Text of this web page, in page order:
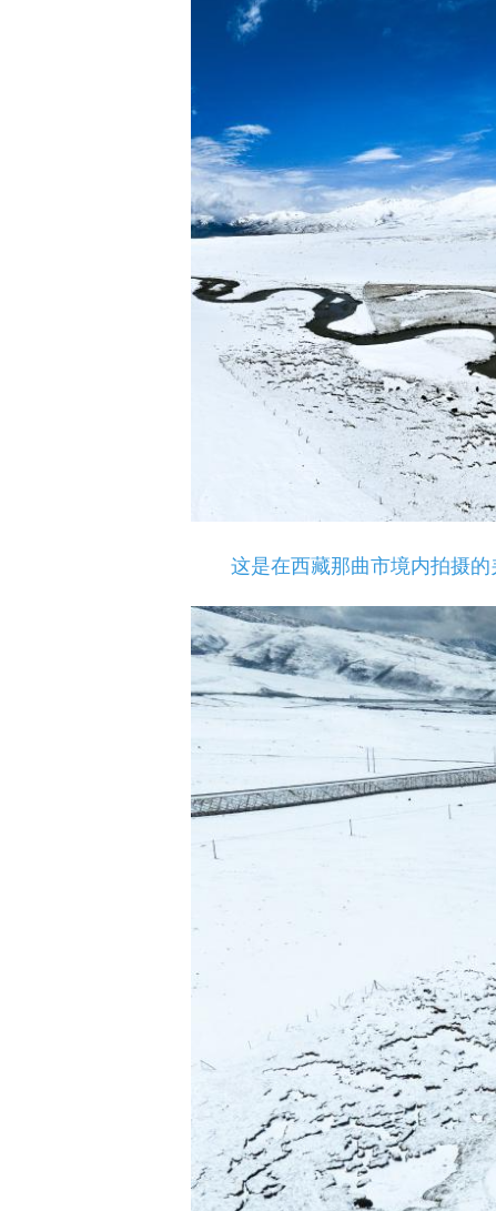
这是在西藏那曲市境内拍摄的